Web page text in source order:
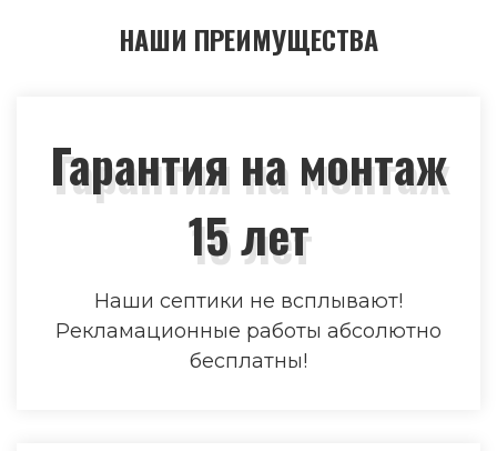
НАШИ ПРЕИМУЩЕСТВА
Гарантия на монтаж
15 лет
Наши септики не всплывают!
Рекламационные работы абсолютно
бесплатны!